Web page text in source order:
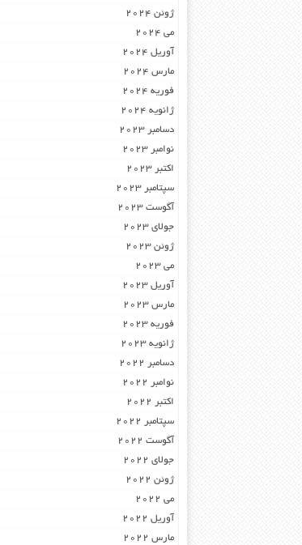
ژوئن 2024
می 2024
آوریل 2024
مارس 2024
فوریه 2024
ژانویه 2024
دسامبر 2023
نوامبر 2023
اکتبر 2023
سپتامبر 2023
آگوست 2023
جولای 2023
ژوئن 2023
می 2023
آوریل 2023
مارس 2023
فوریه 2023
ژانویه 2023
دسامبر 2022
نوامبر 2022
اکتبر 2022
سپتامبر 2022
آگوست 2022
جولای 2022
ژوئن 2022
می 2022
آوریل 2022
مارس 2022